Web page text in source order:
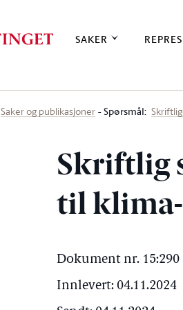
SAKER
Saker og publikasjoner Spørsmål:
Skriftlig
til
Dokument nr. 15:290
Innlevert: 04.11.2024